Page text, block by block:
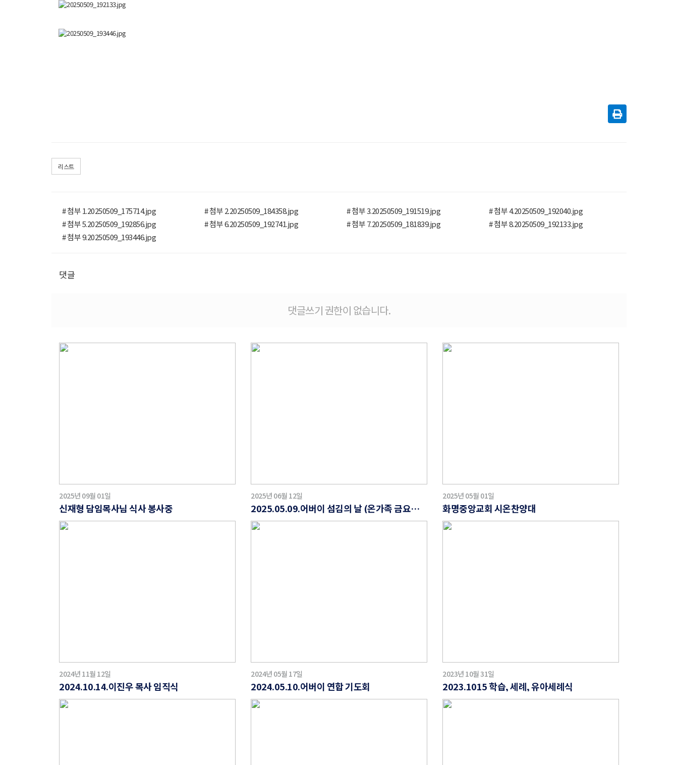
리스트
# 첨부 1.20250509_175714.jpg # 첨부 2.20250509_184358.jpg # 첨부 3.20250509_191519.jpg
# 첨부 4.20250509_192040.jpg
# 첨부 5.20250509_192856.jpg
# 첨부 6.20250509_192741.jpg # 첨부 7.20250509_181839.jpg
# 첨부 8.20250509_192133.jpg
# 첨부 9.20250509_193446.jpg
댓글
댓글쓰기 권한이 없습니다.
2025년 09월 01일
신재형 담임목사님 식사 봉사중
2025년 06월 12일
2025.05.09.어버이 섬김의 날 (온가족 금요기도회)
2025년 05월 01일
화명중앙교회 시온찬양대
2024년 11월 12일
2024.10.14.이진우 목사 임직식
2024년 05월 17일
2024.05.10.어버이 연합 기도회
2023년 10월 31일
2023.1015 학습, 세례, 유아세례식